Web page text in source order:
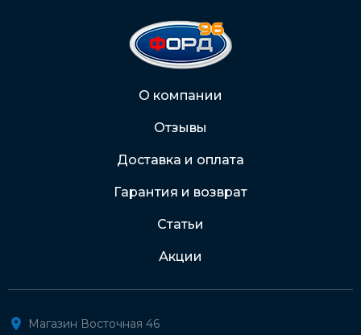
2202 2032 0805 1187
Через Интернет-банк
Подробнее о доставке и оплате
О компании
Отзывы
Доставка и оплата
Гарантия и возврат
Статьи
Акции
Магазин Восточная 46